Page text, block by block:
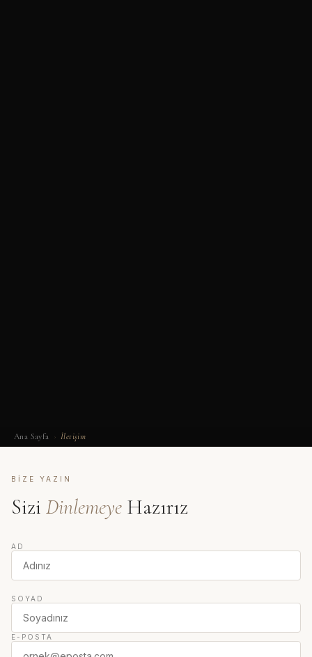
Ana Sayfa › İletişim
BIZE YAZIN
Sizi Dinlemeye Hazırız
AD
SOYAD
E-POSTA